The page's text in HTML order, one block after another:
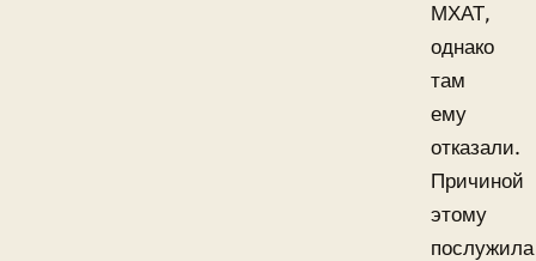
МХАТ,
однако
там
ему
отказали.
Причиной
этому
послужила